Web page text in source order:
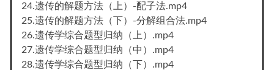
24.遗传的解题方法（上）-配子法.mp4
25.遗传的解题方法（下）-分解组合法.mp4
26.遗传学综合题型归纳（上）.mp4
27.遗传学综合题型归纳（中）.mp4
28.遗传学综合题型归纳（下）.mp4